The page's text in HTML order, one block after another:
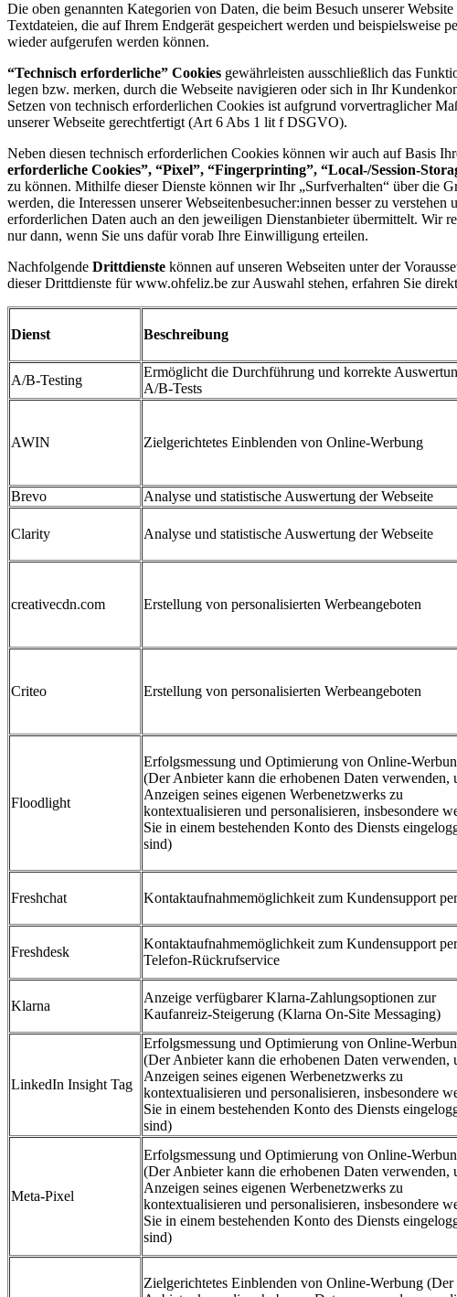
Die oben genannten Kategorien von Daten, die beim Besuch unserer
Textdateien, die auf Ihrem Endgerät gespeichert werden und beispielsweise
wieder aufgerufen werden können.
“Technisch erforderliche” Cookies gewährleisten ausschließlich das
legen bzw. merken, durch die Webseite navigieren oder sich in Ihr
Setzen von technisch erforderlichen Cookies ist aufgrund vorvertraglicher
unserer Webseite gerechtfertigt (Art 6 Abs 1 lit f DSGVO).
Neben diesen technisch erforderlichen Cookies können wir auch auf Basis
erforderliche Cookies”, “Pixel”, “Fingerprinting”, “Local-/Session-
zu können. Mithilfe dieser Dienste können wir Ihr „Surfverhalten“ über die
werden, die Interessen unserer Webseitenbesucher:innen besser zu
erforderlichen Daten auch an den jeweiligen Dienstanbieter übermittelt. Wir
nur dann, wenn Sie uns dafür vorab Ihre Einwilligung erteilen.
Nachfolgende Drittdienste können auf unseren Webseiten unter der
dieser Drittdienste für www.ohfeliz.be zur Auswahl stehen, erfahren Sie
Dienst Beschreibung
A/B-Testing
Ermöglicht die Durchführung und korrekte
A/B-Tests
AWIN Zielgerichtetes Einblenden von Online-Werbung
Brevo Analyse und statistische Auswertung der Webseite
Clarity Analyse und statistische Auswertung der Webseite
creativecdn.com Erstellung von personalisierten Werbeangeboten
Criteo Erstellung von personalisierten Werbeangeboten
Floodlight
Erfolgsmessung und Optimierung von Online-
(Der Anbieter kann die erhobenen Daten verwenden,
Anzeigen seines eigenen Werbenetzwerks zu
kontextualisieren und personalisieren, insbesondere
Sie in einem bestehenden Konto des Diensts
sind)
Freshchat Kontaktaufnahmemöglichkeit zum Kundensupport
Freshdesk
Kontaktaufnahmemöglichkeit zum Kundensupport per
Telefon-Rückrufservice
Klarna
Anzeige verfügbarer Klarna-Zahlungsoptionen zur
Kaufanreiz-Steigerung (Klarna On‑Site Messaging)
LinkedIn Insight Tag
Erfolgsmessung und Optimierung von Online-
(Der Anbieter kann die erhobenen Daten verwenden,
Anzeigen seines eigenen Werbenetzwerks zu
kontextualisieren und personalisieren, insbesondere
Sie in einem bestehenden Konto des Diensts
sind)
Meta-Pixel
Erfolgsmessung und Optimierung von Online-
(Der Anbieter kann die erhobenen Daten verwenden,
Anzeigen seines eigenen Werbenetzwerks zu
kontextualisieren und personalisieren, insbesondere
Sie in einem bestehenden Konto des Diensts
sind)
Zielgerichtetes Einblenden von Online-Werbung (Der